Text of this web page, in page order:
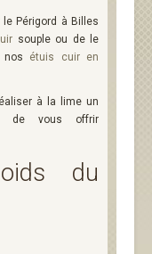
Périgord à Billes
souple ou de le
nos étuis cuir en
à la lime un
de vous offrir
du